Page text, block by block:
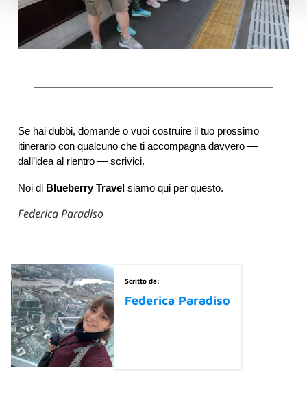
Se hai dubbi, domande o vuoi costruire il tuo prossimo
itinerario con qualcuno che ti accompagna davvero —
dall’idea al rientro — scrivici.
Noi di Blueberry Travel siamo qui per questo.
Federica Paradiso
Scritto da:
Federica Paradiso